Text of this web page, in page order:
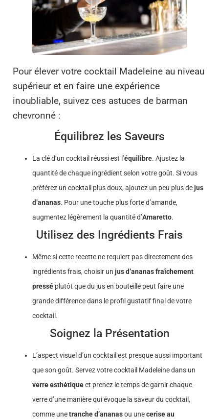
Pour élever votre cocktail Madeleine au niveau
supérieur et en faire une expérience
inoubliable, suivez ces astuces de barman
chevronné :
Équilibrez les Saveurs
La clé d’un cocktail réussi est l’équilibre. Ajustez la
quantité de chaque ingrédient selon votre goût. Si vous
préférez un cocktail plus doux, ajoutez un peu plus dejus
d’ananas. Pour une touche plus forte d’amande,
augmentez légèrement la quantité d’Amaretto.
Utilisez des Ingrédients Frais
Même si cette recette ne requiert pas directement des
ingrédients frais, choisir un jus d’ananas fraîchement
pressé plutôt que du jus en bouteille peut faire une
grande différence dans le profil gustatif final de votre
cocktail.
Soignez la Présentation
L’aspect visuel d’un cocktail est presque aussi important
que son goût. Servez votre cocktail Madeleine dans un
verre esthétiqueet prenez le temps de garnir chaque
verre d’une manière qui évoque la saveur du cocktail,
comme unetranche d’ananasou unecerise au